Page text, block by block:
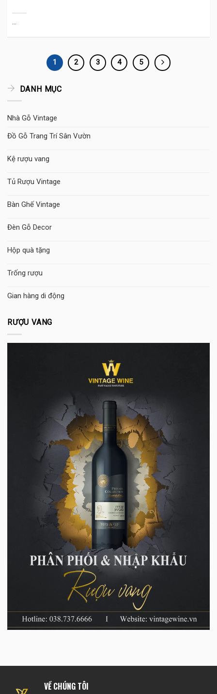
DANH MỤC
Nhà Gỗ Vintage
Đồ Gỗ Trang Trí Sân Vườn
Kệ rượu vang
Tủ Rượu Vintage
Bàn Ghế Vintage
Đèn Gỗ Decor
Hộp quà tặng
Trống rượu
Gian hàng di động
RƯỢU VANG
1 2 3 4 5
VỀ CHÚNG TÔI